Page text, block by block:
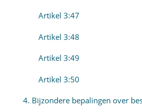
Artikel 3:47
Artikel 3:48
Artikel 3:49
Artikel 3:50
4. Bijzondere bepalingen over